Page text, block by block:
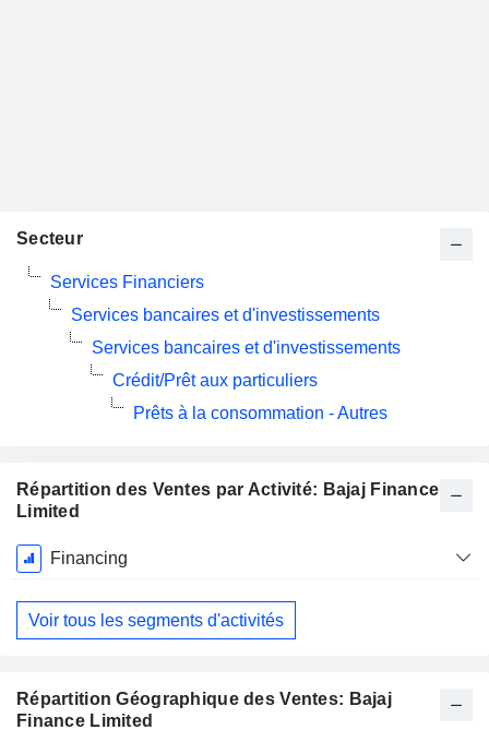
Répartition des Ventes par Activité: Bajaj Finance
Limited
Période
Fiscale:
Mars
Financing
Voir tous les segments d'activités
Répartition Géographique des Ventes: Bajaj
Finance Limited
Secteur
Services Financiers
Services bancaires et d'investissements
Services bancaires et d'investissements
Crédit/Prêt aux particuliers
Prêts à la consommation - Autres